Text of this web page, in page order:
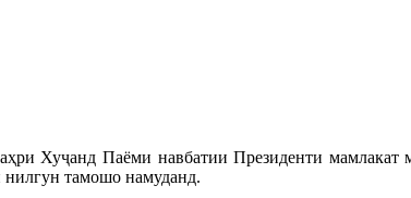
Хуҷанд Паёми навбатии Президенти мамлакат
тамошо намуданд.